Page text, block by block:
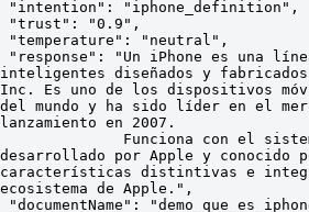
inteligentes diseñados y
Inc. Es uno de los dispositivos
del mundo y ha sido líder en el
lanzamiento en 2007.
desarrollado por Apple y conocido
características distintivas e
ecosistema de Apple.",